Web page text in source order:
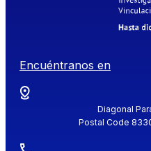
Encuéntranos en
Diagonal
Postal Code